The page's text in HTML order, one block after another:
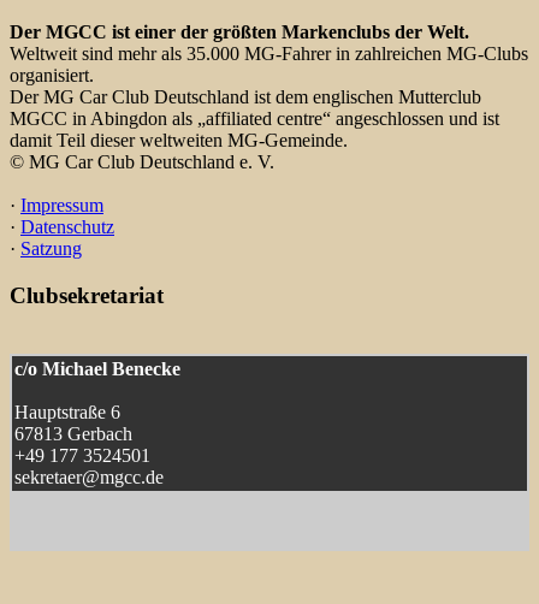
Der MGCC ist einer der größten Markenclubs der Welt.
Weltweit sind mehr als 35.000 MG-Fahrer in zahlreichen MG-Clubs
organisiert.
Der MG Car Club Deutschland ist dem englischen Mutterclub
MGCC in Abingdon als „affiliated centre“ angeschlossen und ist
damit Teil dieser weltweiten MG-Gemeinde.
© MG Car Club Deutschland e. V.
· Impressum
· Datenschutz
· Satzung
Clubsekretariat
c/o Michael Benecke
Hauptstraße 6
67813 Gerbach
+49 177 3524501
sekretaer@mgcc.de